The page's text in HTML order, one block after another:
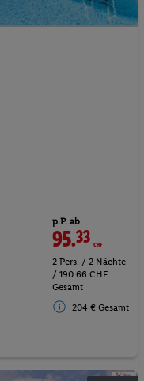
p.P. ab
95.33CHF
2 Pers. / 2 Nächte
/ 190.66 CHF
Gesamt
204 € Gesamt